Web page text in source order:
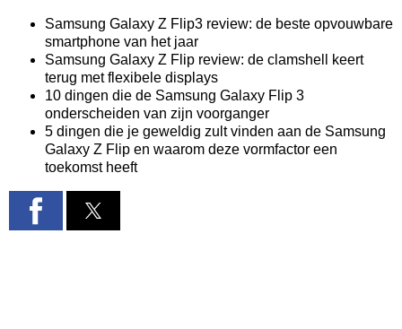
Samsung Galaxy Z Flip3 review: de beste opvouwbare
smartphone van het jaar
Samsung Galaxy Z Flip review: de clamshell keert
terug met flexibele displays
10 dingen die de Samsung Galaxy Flip 3
onderscheiden van zijn voorganger
5 dingen die je geweldig zult vinden aan de Samsung
Galaxy Z Flip en waarom deze vormfactor een
toekomst heeft